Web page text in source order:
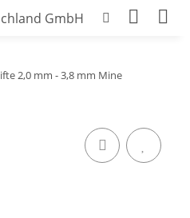
2,0 mm - 3,8 mm Mine